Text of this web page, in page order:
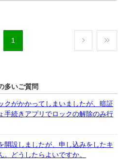
1
多いご質問
クがかかってしまいましたが、暗証
手続きアプリでロックの解除のみ行
開設しましたが、申し込みをしたキ
どうしたらよいですか。